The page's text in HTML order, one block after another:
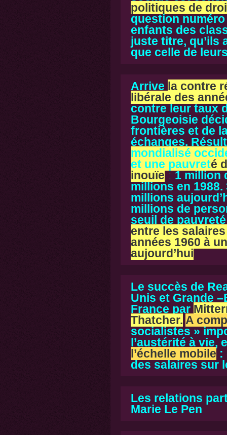
politiques de
question numéro
enfants des
juste titre, qu’ils
que celle de
Arrive la contre
libérale des
contre leur taux
Bourgeoisie
frontières et de
échanges.
mondialisé
et une pauvreté
inouïe:1 million
millions en 1988.
millions
millions de
seuil de
entre les
années 1960 à
aujourd’hui
Le succès de
Unis et Grande
France par
Thatcher. A
socialistes »
l’austérité à vie,
l’échelle mobile :
des salaires sur
Les relations
Marie Le Pen